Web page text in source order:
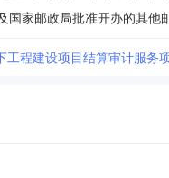
程建设项目结算审计服务